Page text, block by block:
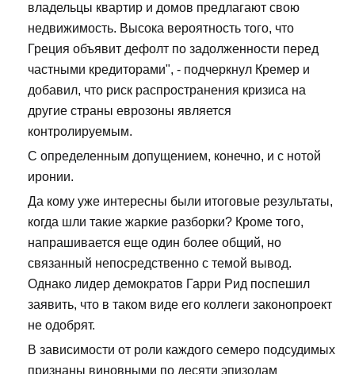
владельцы квартир и домов предлагают свою
недвижимость. Высока вероятность того, что
Греция объявит дефолт по задолженности перед
частными кредиторами", - подчеркнул Кремер и
добавил, что риск распространения кризиса на
другие страны еврозоны является
контролируемым.
С определенным допущением, конечно, и с нотой
иронии.
Да кому уже интересны были итоговые результаты,
когда шли такие жаркие разборки? Кроме того,
напрашивается еще один более общий, но
связанный непосредственно с темой вывод.
Однако лидер демократов Гарри Рид поспешил
заявить, что в таком виде его коллеги законопроект
не одобрят.
В зависимости от роли каждого семеро подсудимых
признаны виновными по десяти эпизодам